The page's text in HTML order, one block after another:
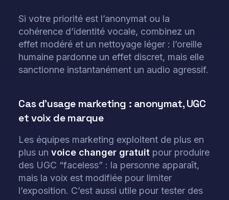
Si votre priorité est l’anonymat ou la
cohérence d’identité vocale, combinez un
effet modéré et un nettoyage léger : l’oreille
humaine pardonne un effet discret, mais elle
sanctionne instantanément un audio agressif.
Cas d’usage marketing : anonymat, UGC
et voix de marque
Les équipes marketing exploitent de plus en
plus unvoice changer gratuit pour produire
des UGC “faceless” : la personne apparaît,
mais la voix est modifiée pour limiter
l’exposition. C’est aussi utile pour tester des